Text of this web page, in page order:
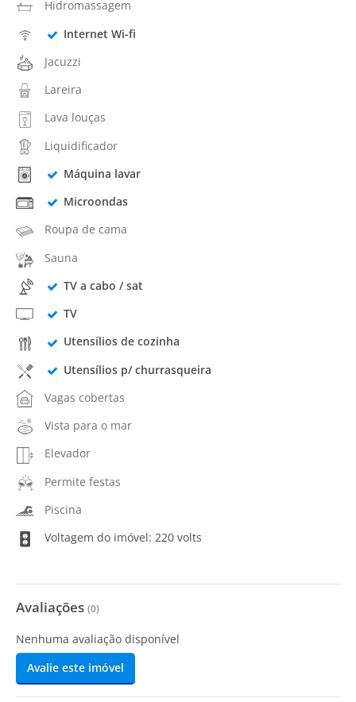
Hidromassagem
Internet Wi-fi
Jacuzzi
Lareira
Lava louças
Liquidificador
Máquina lavar
Microondas
Roupa de cama
Sauna
TV a cabo / sat
TV
Utensílios de cozinha
Utensílios p/ churrasqueira
Vagas cobertas
Vista para o mar
Elevador
Permite festas
Piscina
Voltagem do imóvel: 220 volts
Avaliações (0)
Nenhuma avaliação disponível
Avalie este imóvel